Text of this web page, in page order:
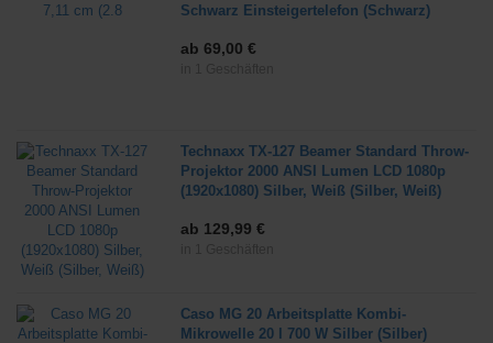
Schwarz Einsteigertelefon (Schwarz)
ab 69,00 €
Technaxx TX-127 Beamer Standard Throw-
Projektor 2000 ANSI Lumen LCD 1080p
(1920x1080) Silber, Weiß (Silber, Weiß)
ab 129,99 €
Caso MG 20 Arbeitsplatte Kombi-
Mikrowelle 20 l 700 W Silber (Silber)